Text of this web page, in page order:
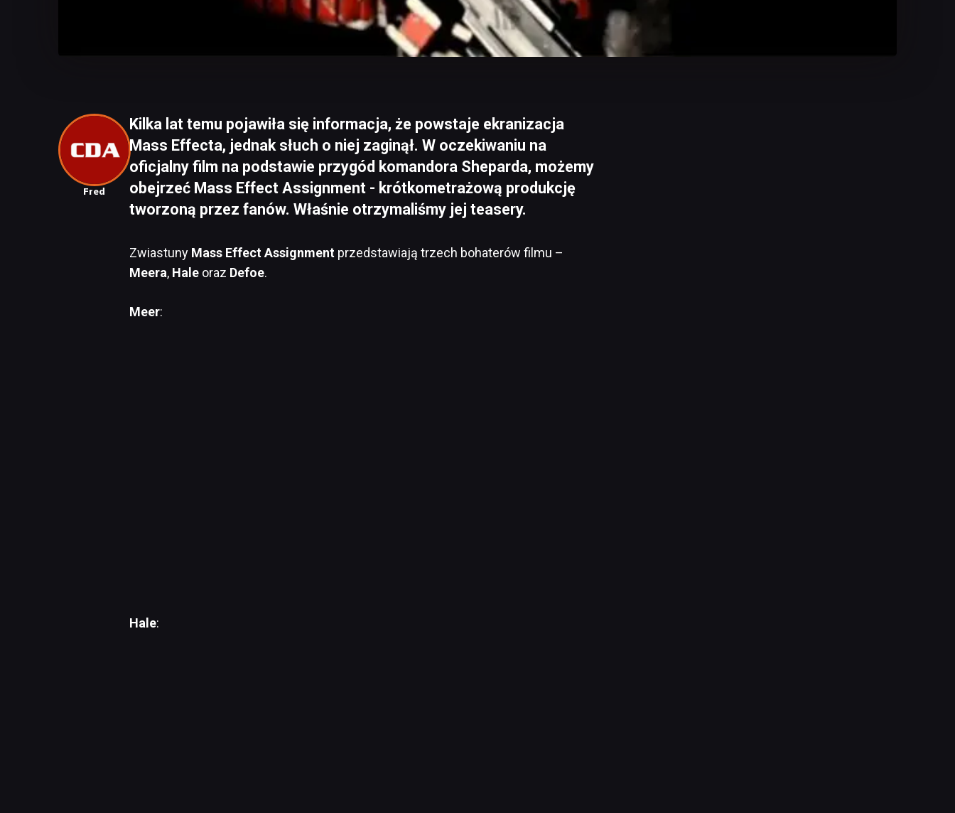
Fred
Kilka lat temu pojawiła się informacja, że powstaje ekranizacja
Mass Effecta, jednak słuch o niej zaginął. W oczekiwaniu na
oficjalny film na podstawie przygód komandora Sheparda, możemy
obejrzeć Mass Effect Assignment - krótkometrażową produkcję
tworzoną przez fanów. Właśnie otrzymaliśmy jej teasery.
Zwiastuny Mass Effect Assignment przedstawiają trzech bohaterów filmu –
Meera, Hale oraz Defoe.
Meer:
Hale: